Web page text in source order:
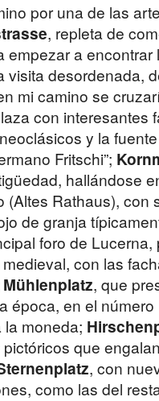
por una de las
, repleta de
empezar a
visita desordenada,
mi camino se
con interesantes
y la
Fritschi”;
hallándose
(Altes Rathaus),
de granja
foro de
con las
Mühlenplatz, que
época, en el
moneda;
que
, con
como las del